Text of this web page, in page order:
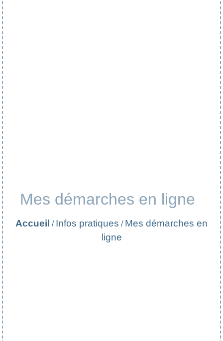
Mes démarches en ligne
Accueil / Infos pratiques / Mes démarches en
ligne